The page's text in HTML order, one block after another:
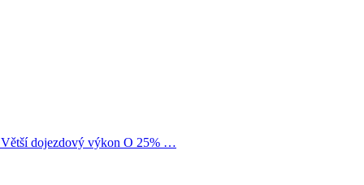
dojezdový výkon O 25% …